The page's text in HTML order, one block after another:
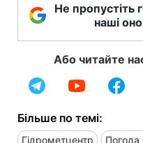
Не пропустіть
наші
Або читайте
Більше по темі:
Гідрометцентр Погода